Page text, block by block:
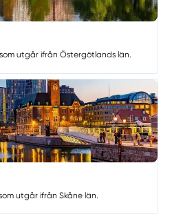
utgår ifrån Östergötlands län.
utgår ifrån Skåne län.